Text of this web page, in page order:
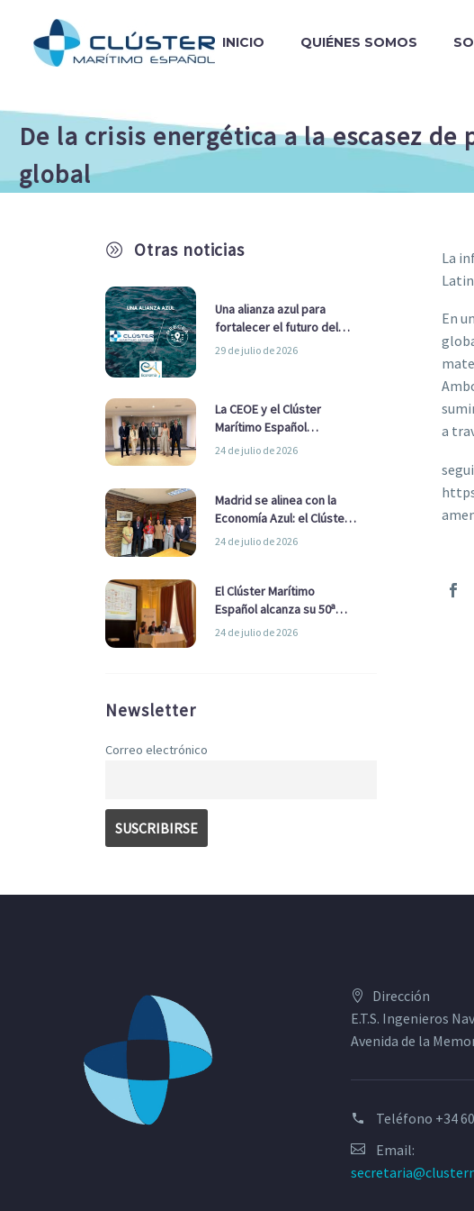
INICIO QUIÉNES SOMOS
De la crisis energética a la escasez
global
A Otras noticias
Una alianza azul para
fortalecer el futuro del
sector marítimo
29 de julio de 2026
La CEOE y el Clúster
Marítimo Español
refuerzan su alianza para
24 de julio de 2026
Madrid se alinea con la
Economía Azul: el Clúster
Marítimo Español y la Real
Ayuntamiento
24 de julio de 2026
El Clúster Marítimo
Español alcanza su 50ª
Asamblea reafirmando su
24 de julio de 2026
Newsletter
Correo electrónico
La
En
a
Dirección
E.T.S. Ingenieros
Avenida de la
Teléfono +34
Email: